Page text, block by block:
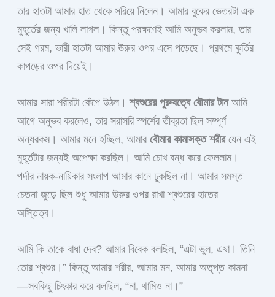
তার হাতটা আমার হাত থেকে সরিয়ে নিলেন। আমার বুকের ভেতরটা এক
মুহূর্তের জন্য খালি লাগল। কিন্তু পরক্ষণেই আমি অনুভব করলাম, তার
সেই গরম, ভারী হাতটা আমার ঊরুর ওপর এসে পড়েছে। প্রথমে কুর্তির
কাপড়ের ওপর দিয়েই।
আমার সারা শরীরটা কেঁপে উঠল।শ্বশুরের পুরুষত্বে বৌমার টানআমি
আগে অনুভব করলেও, তার সরাসরি স্পর্শের তীব্রতা ছিল সম্পূর্ণ
অন্যরকম। আমার মনে হচ্ছিল, আমার বৌমার কামাসক্ত শরীরযেন এই
মুহূর্তটার জন্যই অপেক্ষা করছিল। আমি চোখ বন্ধ করে ফেললাম।
পর্দার নায়ক-নায়িকার সংলাপ আমার কানে ঢুকছিল না। আমার সমস্ত
চেতনা জুড়ে ছিল শুধু আমার ঊরুর ওপর রাখা শ্বশুরের হাতের
অস্তিত্ব।
আমি কি তাকে বাধা দেব? আমার বিবেক বলছিল, “এটা ভুল, এষা। তিনি
তোর শ্বশুর।” কিন্তু আমার শরীর, আমার মন, আমার অতৃপ্ত কামনা
—সবকিছু চিৎকার করে বলছিল, “না, থামিও না।”